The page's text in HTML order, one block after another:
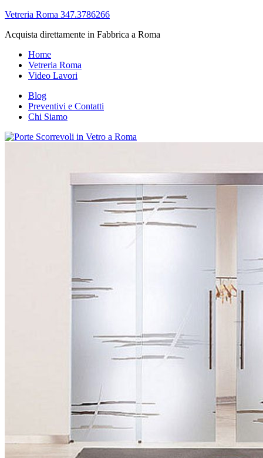
Vetreria Roma 347.3786266
Acquista direttamente in Fabbrica a Roma
Home
Vetreria Roma
Video Lavori
Blog
Preventivi e Contatti
Chi Siamo